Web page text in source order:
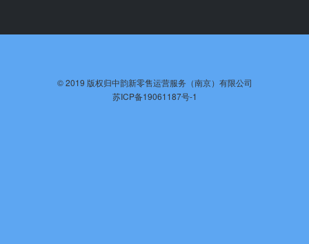
©️ 2019 版权归中韵新零售运营服务（南京）有限公司
苏ICP备19061187号-1